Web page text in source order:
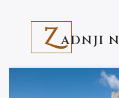
ZADNJI